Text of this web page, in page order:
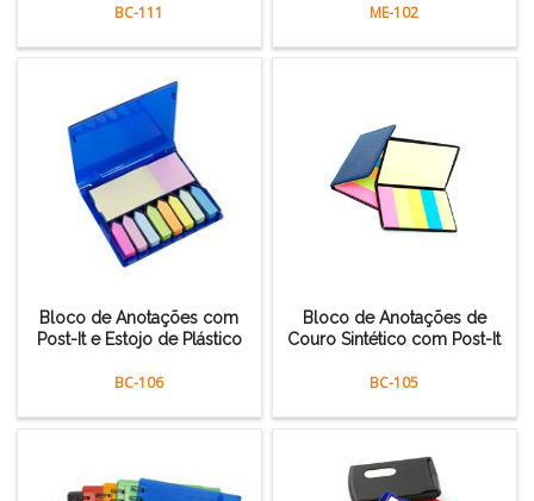
BC-111 ME-102
Bloco de Anotações com
Post-It e Estojo de Plástico
BC-106
Bloco de Anotações de
Couro Sintético com Post-It
BC-105